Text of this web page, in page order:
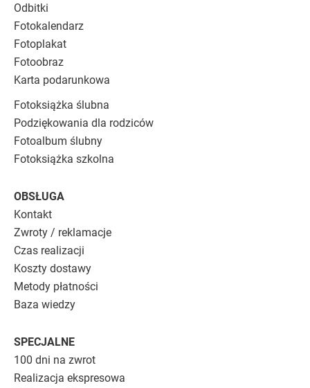
Odbitki
Fotokalendarz
Fotoplakat
Fotoobraz
Karta podarunkowa
Fotoksiążka ślubna
Podziękowania dla rodziców
Fotoalbum ślubny
Fotoksiążka szkolna
OBSŁUGA
Kontakt
Zwroty / reklamacje
Czas realizacji
Koszty dostawy
Metody płatności
Baza wiedzy
SPECJALNE
100 dni na zwrot
Realizacja ekspresowa